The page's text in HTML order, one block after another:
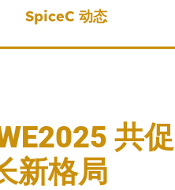
SpiceC 动态
共促
新格局